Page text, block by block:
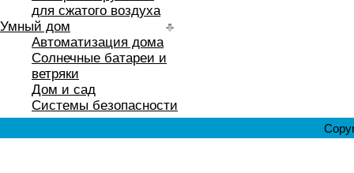
для сжатого воздуха
Умный дом
Автоматизация дома
Солнечные батареи и
ветряки
Дом и сад
Системы безопасности